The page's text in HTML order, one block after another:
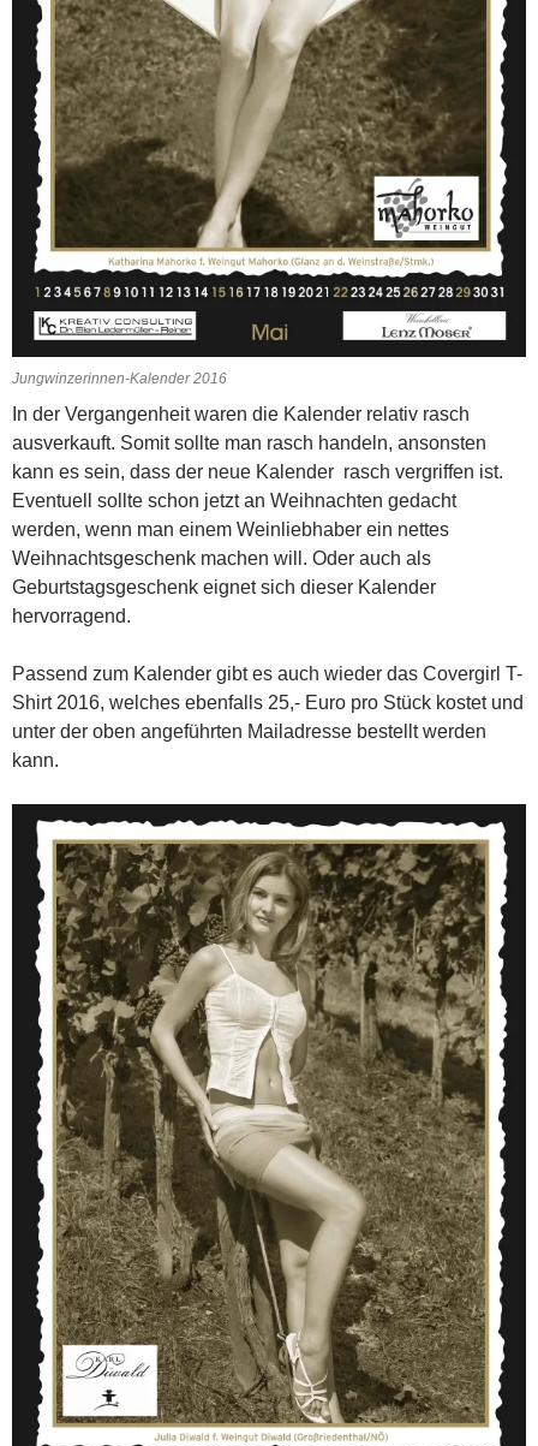
Jungwinzerinnen-Kalender 2016
In der Vergangenheit waren die Kalender relativ rasch
ausverkauft. Somit sollte man rasch handeln, ansonsten
kann es sein, dass der neue Kalender rasch vergriffen ist.
Eventuell sollte schon jetzt an Weihnachten gedacht
werden, wenn man einem Weinliebhaber ein nettes
Weihnachtsgeschenk machen will. Oder auch als
Geburtstagsgeschenk eignet sich dieser Kalender
hervorragend.
Passend zum Kalender gibt es auch wieder das Covergirl T-
Shirt 2016, welches ebenfalls 25,- Euro pro Stück kostet und
unter der oben angeführten Mailadresse bestellt werden
kann.